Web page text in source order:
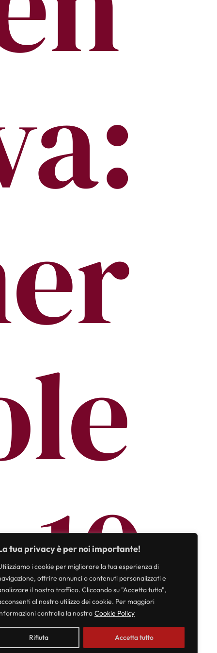
tua privacy è per noi importante!
i cookie per migliorare la tua esperienza di
offrire annunci o contenuti personalizzati e
il nostro traffico. Cliccando su "Accetta tutto",
al nostro utilizzo dei cookie. Per maggiori
controlla la nostra Cookie Policy
Rifiuta Accetta tutto